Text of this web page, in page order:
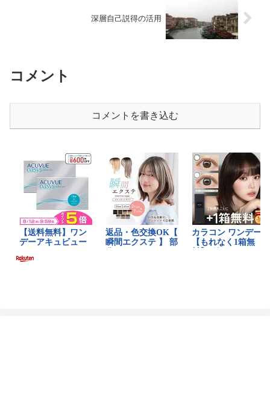
深層自己説得の活用
コメント
コメントを書き込む